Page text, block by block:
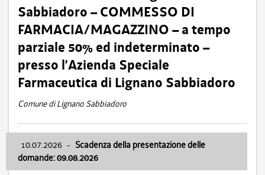
Sabbiadoro – COMMESSO DI
FARMACIA/MAGAZZINO – a tempo
parziale 50% ed indeterminato –
presso l’Azienda Speciale
Farmaceutica di Lignano Sabbiadoro
Comune di Lignano Sabbiadoro
10.07.2026 - Scadenza della presentazione delle
domande: 09.08.2026